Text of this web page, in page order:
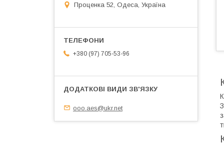
Проценка 52, Одеса, Україна
+380 (97) 705-53-96
ooo.aes@ukr.net